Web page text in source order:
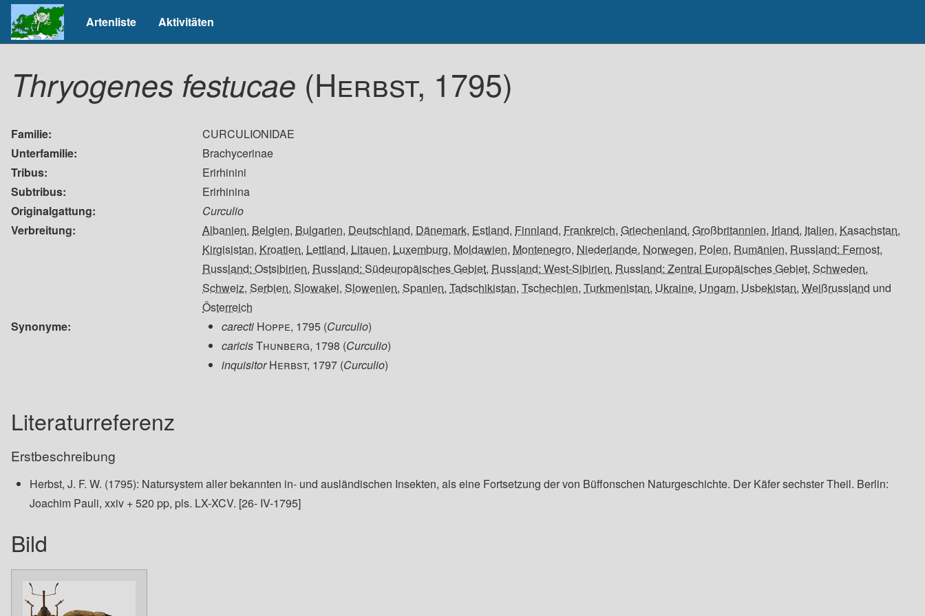
Artenliste Aktivitäten
Thryogenes festucae (Herbst, 1795)
Familie
CURCULIONIDAE
Unterfamilie
Brachycerinae
Tribus
Erirhinini
Subtribus
Erirhinina
Originalgattung
Curculio
Verbreitung
Albanien, Belgien, Bulgarien, Deutschland, Dänemark, Estland, Finnland, Frankreich,Griechenland,Großbritannien, Irland, Italien, Kasachstan,
Kirgisistan, Kroatien, Lettland, Litauen, Luxemburg, Moldawien, Montenegro, Niederlande, Norwegen, Polen, Rumänien, Russland: Fernost,
Russland: Ostsibirien, Russland: Südeuropäisches Gebiet, Russland: West-Sibirien, Russland: Zentral Europäisches Gebiet, Schweden,
Schweiz, Serbien, Slowakei, Slowenien, Spanien,Tadschikistan,Tschechien,Turkmenistan, Ukraine, Ungarn, Usbekistan,Weißrussland und
Österreich
Synonyme
carecti Hoppe, 1795 (Curculio)
caricisThunberg, 1798 (Curculio)
inquisitor Herbst, 1797 (Curculio)
Literaturreferenz
Erstbeschreibung
Herbst, J. F. W. (1795): Natursystem aller bekannten in- und ausländischen Insekten, als eine Fortsetzung der von Büffonschen Naturgeschichte. Der Käfer sechster Theil. Berlin:
Joachim Pauli, xxiv + 520 pp, pls. LX-XCV. [26- IV-1795]
Bild